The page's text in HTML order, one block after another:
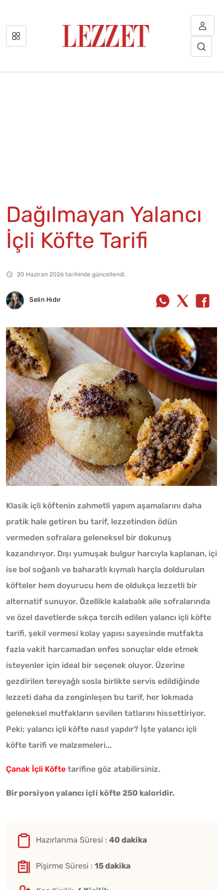
Dağılmayan Yalancı
İçli Köfte Tarifi
20 Haziran 2026 tarihinde güncellendi.
Selin Hıdır
Klasik içli köftenin zahmetli yapım aşamalarını daha
pratik hale getiren bu tarif, lezzetinden ödün
vermeden sofralara geleneksel bir dokunuş
kazandırıyor. Dışı yumuşak bulgur harcıyla kaplanan, içi
ise bol soğanlı ve baharatlı kıymalı harçla doldurulan
köfteler hem doyurucu hem de oldukça lezzetli bir
alternatif sunuyor. Özellikle kalabalık aile sofralarında
ve özel davetlerde sıkça tercih edilen yalancı içli köfte
tarifi, şekil vermesi kolay yapısı sayesinde mutfakta
fazla vakit harcamadan enfes sonuçlar elde etmek
isteyenler için ideal bir seçenek oluyor. Üzerine
gezdirilen tereyağlı sosla birlikte servis edildiğinde
lezzeti daha da zenginleşen bu tarif, her lokmada
geleneksel mutfakların sevilen tatlarını hissettiriyor.
Peki; yalancı içli köfte nasıl yapılır? İşte yalancı içli
köfte tarifi ve malzemeleri...
Çanak İçli Köfte tarifine göz atabilirsiniz.
Bir porsiyon yalancı içli köfte 250 kaloridir.
Hazırlanma Süresi : 40 dakika
Pişirme Süresi : 15 dakika